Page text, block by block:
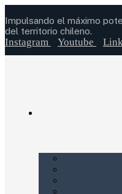
Impulsando el máximo
del territorio chileno.
Instagram Youtube